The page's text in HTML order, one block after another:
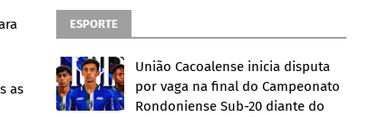
as
ESPORTE
União Cacoalense inicia disputa
por vaga na final do Campeonato
Rondoniense Sub-20 diante do